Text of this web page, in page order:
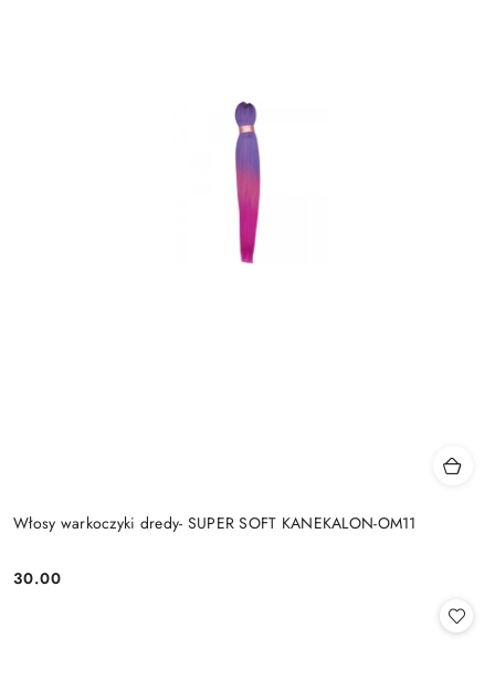
Włosy warkoczyki dredy- SUPER SOFT KANEKALON-OM11
Cena:
30.00